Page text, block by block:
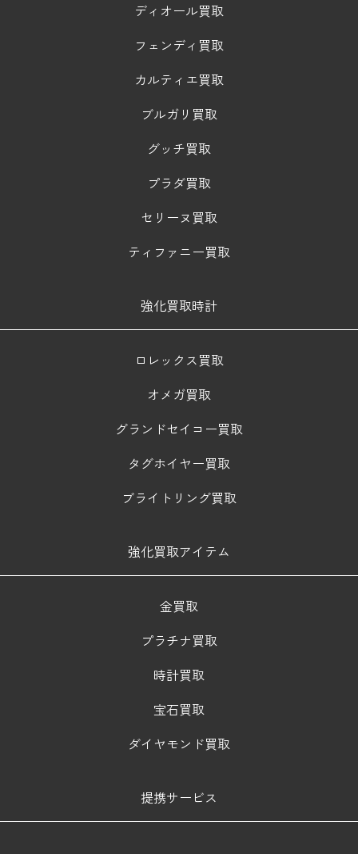
ディオール買取
フェンディ買取
カルティエ買取
ブルガリ買取
グッチ買取
プラダ買取
セリーヌ買取
ティファニー買取
強化買取時計
ロレックス買取
オメガ買取
グランドセイコー買取
タグホイヤー買取
ブライトリング買取
強化買取アイテム
金買取
プラチナ買取
時計買取
宝石買取
ダイヤモンド買取
提携サービス